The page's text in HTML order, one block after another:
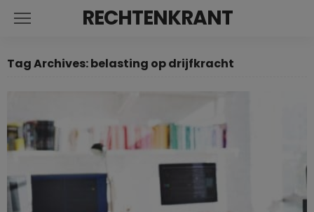
RECHTENKRANT
Tag Archives: belasting op drijfkracht